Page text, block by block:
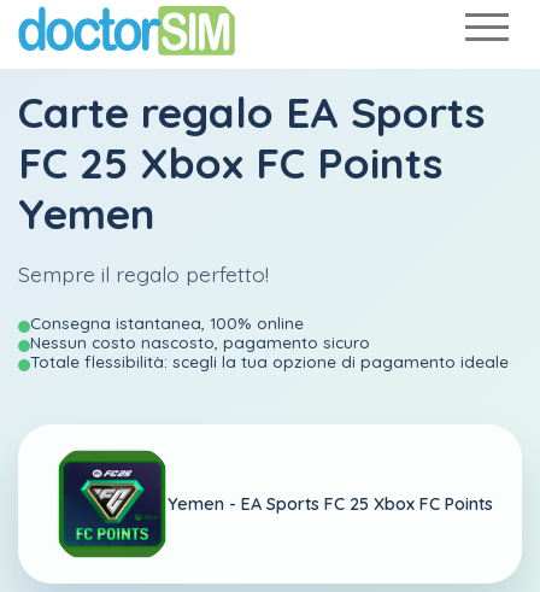
Carte regalo EA Sports
FC 25 Xbox FC Points
Yemen
Sempre il regalo perfetto!
Consegna istantanea, 100% online
Nessun costo nascosto, pagamento sicuro
Totale flessibilità: scegli la tua opzione di pagamento ideale
Yemen - EA Sports FC 25 Xbox FC Points